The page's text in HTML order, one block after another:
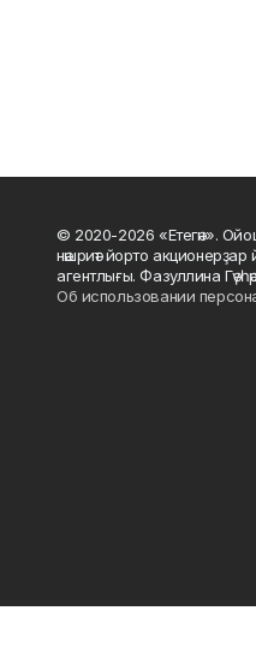
© 2020-2026 «Етегән».
нәшриәт йорто акционерҙар
агентлығы. Фазуллина
Об использовании